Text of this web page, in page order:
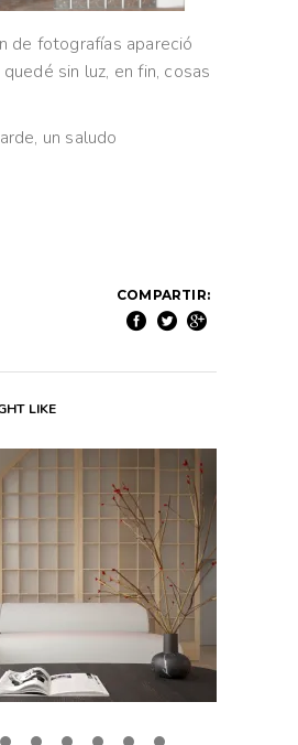
de fotografías apareció
sin luz, en fin, cosas
un saludo
COMPARTIR:
LIKE